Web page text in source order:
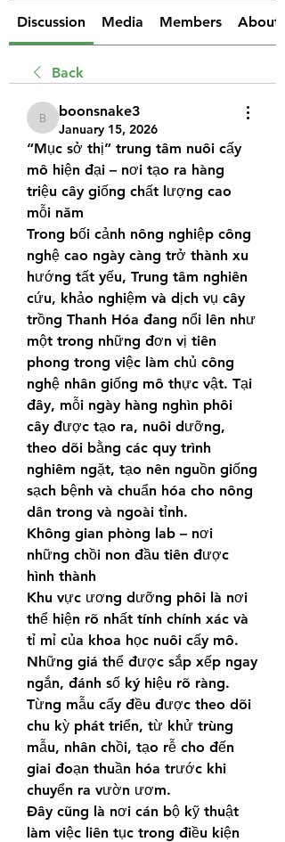
Discussion Media Members About
Back
boonsnake3
boonsnake3
January 15, 2026
“Mục sở thị” trung tâm nuôi cấy
mô hiện đại – nơi tạo ra hàng
triệu cây giống chất lượng cao
mỗi năm
Trong bối cảnh nông nghiệp công
nghệ cao ngày càng trở thành xu
hướng tất yếu, Trung tâm nghiên
cứu, khảo nghiệm và dịch vụ cây
trồng Thanh Hóa đang nổi lên như
một trong những đơn vị tiên
phong trong việc làm chủ công
nghệ nhân giống mô thực vật. Tại
đây, mỗi ngày hàng nghìn phôi
cây được tạo ra, nuôi dưỡng,
theo dõi bằng các quy trình
nghiêm ngặt, tạo nên nguồn giống
sạch bệnh và chuẩn hóa cho nông
dân trong và ngoài tỉnh.
Không gian phòng lab – nơi
những chồi non đầu tiên được
hình thành
Khu vực ương dưỡng phôi là nơi
thể hiện rõ nhất tính chính xác và
tỉ mỉ của khoa học nuôi cấy mô.
Những giá thể được sắp xếp ngay
ngắn, đánh số ký hiệu rõ ràng.
Từng mẫu cấy đều được theo dõi
chu kỳ phát triển, từ khử trùng
mẫu, nhân chồi, tạo rễ cho đến
giai đoạn thuần hóa trước khi
chuyển ra vườn ươm.
Đây cũng là nơi cán bộ kỹ thuật
làm việc liên tục trong điều kiện